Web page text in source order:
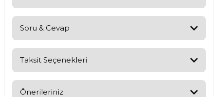
Bu ürüne ilk yorumu siz yapın!
Soru & Cevap
Ürün hakkında henüz soru sorulmamış.
Taksit Seçenekleri
Önerileriniz